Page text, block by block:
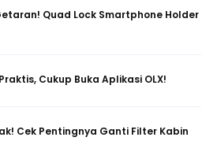
Quad Lock Smartphone Holder
Cukup Buka Aplikasi OLX!
Cek Pentingnya Ganti Filter Kabin